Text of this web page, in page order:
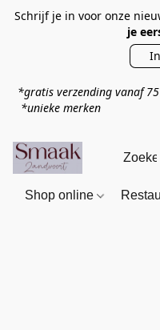
Schrijf je in voor onze
je
*gratis verzending vanaf
*unieke merken
Shop online